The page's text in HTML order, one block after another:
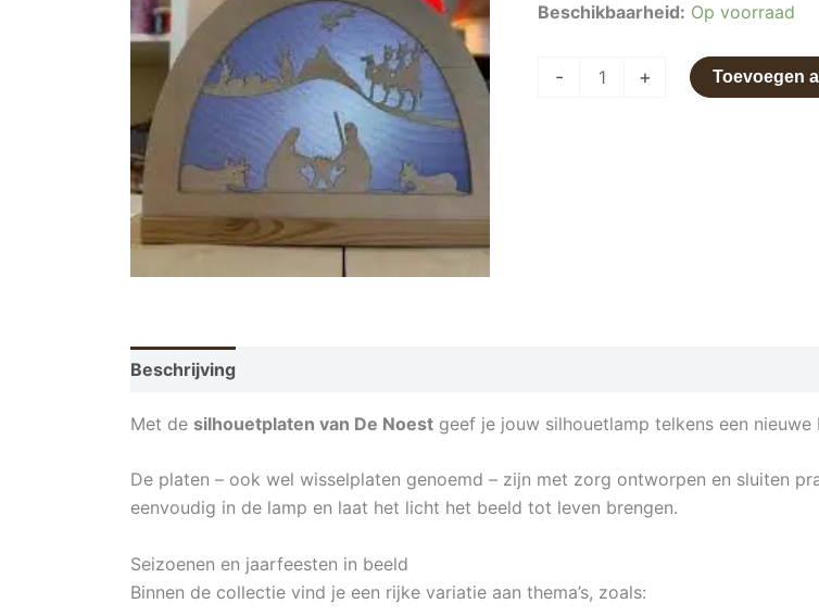
Beschikbaarheid: Op voorraad
-
in
stal
+ Toevoegen
Beschrijving
Met de silhouetplaten van De Noest geef je jouw silhouetlamp telkens een
De platen – ook wel wisselplaten genoemd – zijn met zorg ontworpen en sluiten
eenvoudig in de lamp en laat het licht het beeld tot leven brengen.
Seizoenen en jaarfeesten in beeld
Binnen de collectie vind je een rijke variatie aan thema’s, zoals: